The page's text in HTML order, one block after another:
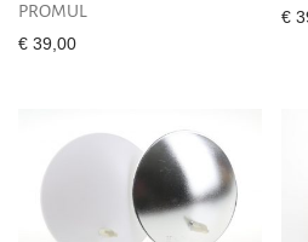
PROMUL
€ 39,00
€